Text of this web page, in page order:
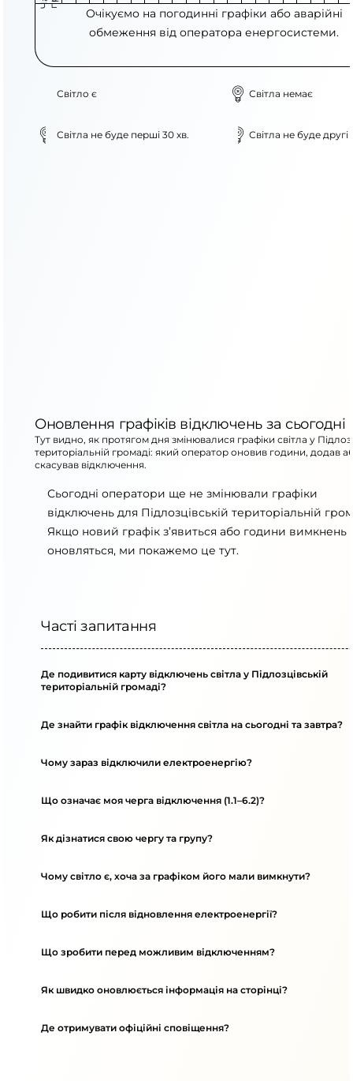
Очікуємо на погодинні графіки або аварійні
обмеження від оператора енергосистеми.
Світло є Світла немає
Світла не буде перші 30 хв. Світла не буде другі
Оновлення графіків відключень за сьогодні
Тут видно, як протягом дня змінювалися графіки світла у
територіальній громаді: який оператор оновив години, додав
скасував відключення.
Сьогодні оператори ще не змінювали графіки
відключень для Підлозцівській територіальній
Якщо новий графік з’явиться або години вимкнень
оновляться, ми покажемо це тут.
Часті запитання
Де подивитися карту відключень світла у Підлозцівській
територіальній громаді?
Де знайти графік відключення світла на сьогодні та завтра?
Чому зараз відключили електроенергію?
Що означає моя черга відключення (1.1–6.2)?
Як дізнатися свою чергу та групу?
Чому світло є, хоча за графіком його мали вимкнути?
Що робити після відновлення електроенергії?
Що зробити перед можливим відключенням?
Як швидко оновлюється інформація на сторінці?
Де отримувати офіційні сповіщення?